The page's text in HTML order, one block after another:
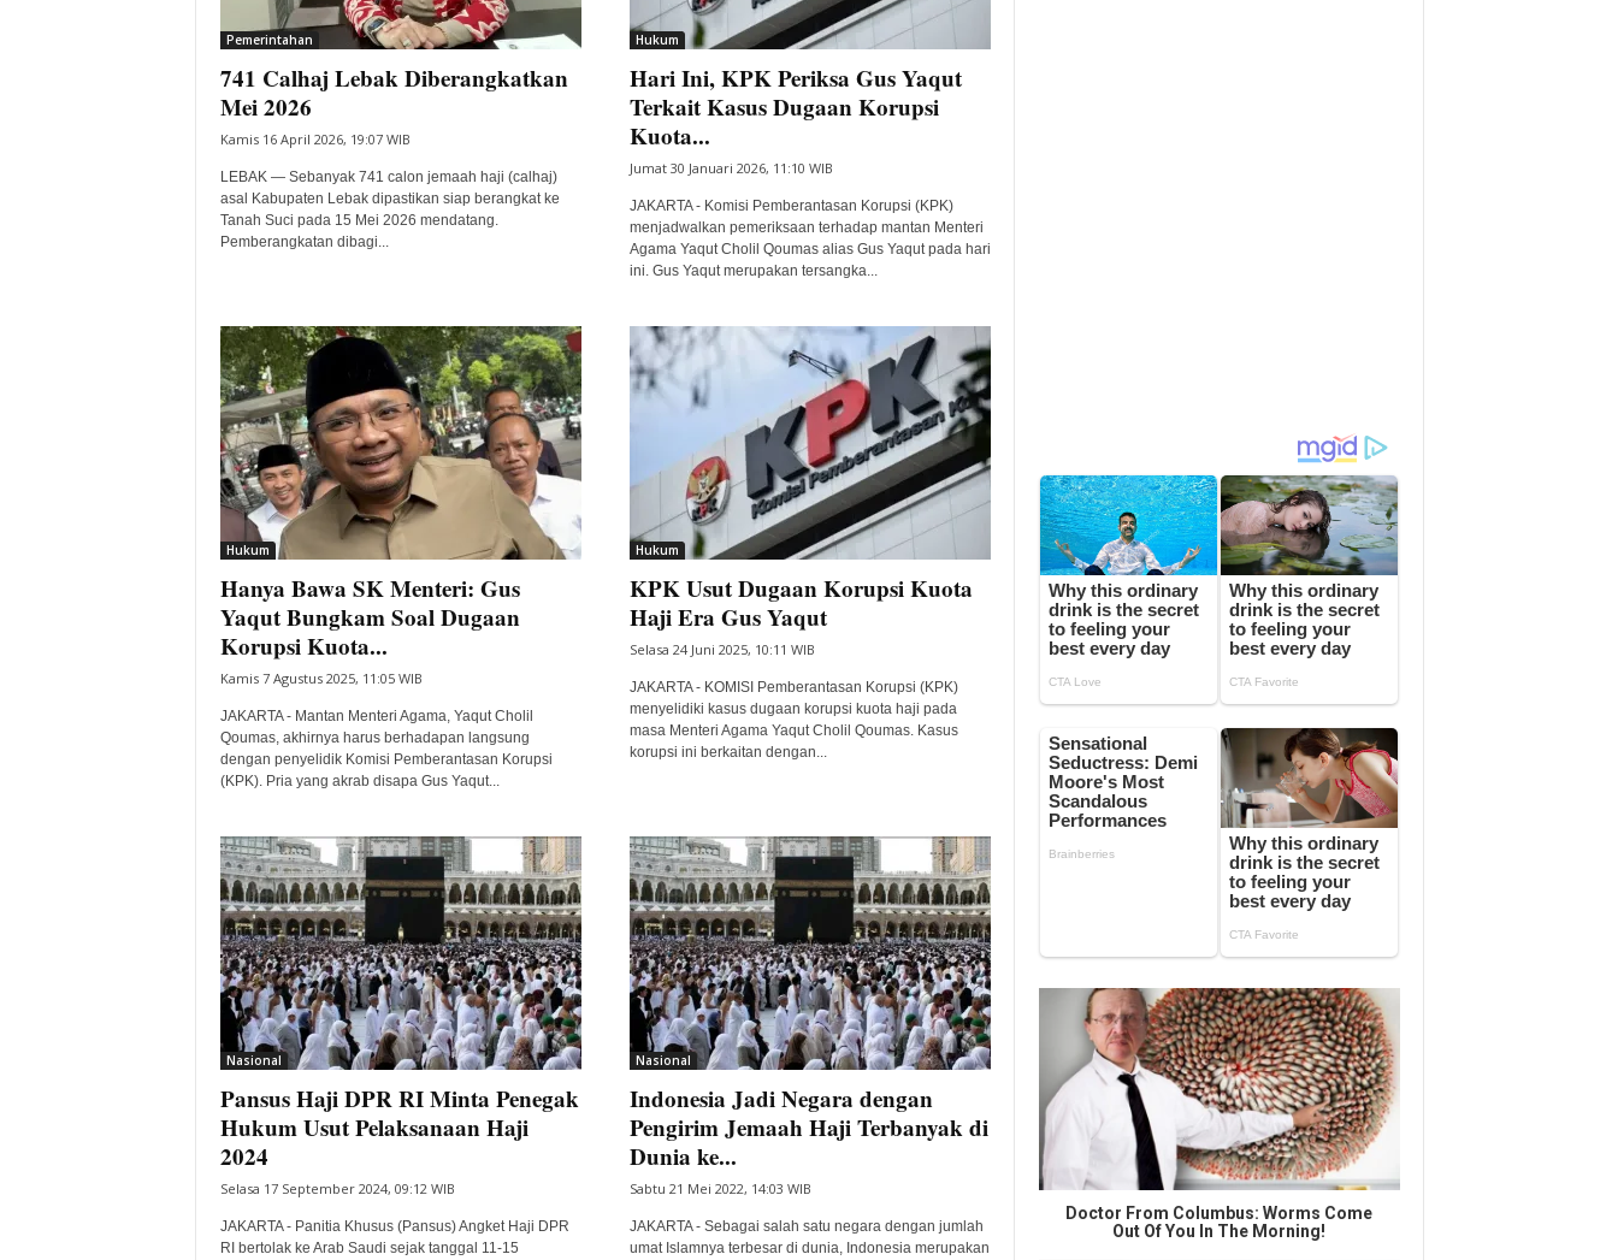
Pemerintahan
741 Calhaj Lebak Diberangkatkan
Mei 2026
Kamis 16 April 2026, 19:07 WIB
LEBAK — Sebanyak 741 calon jemaah haji (calhaj)
asal Kabupaten Lebak dipastikan siap berangkat ke
Tanah Suci pada 15 Mei 2026 mendatang.
Pemberangkatan dibagi...
Hukum
Hari Ini, KPK Periksa Gus Yaqut
Terkait Kasus Dugaan Korupsi
Kuota...
Jumat 30 Januari 2026, 11:10 WIB
JAKARTA - Komisi Pemberantasan Korupsi (KPK)
menjadwalkan pemeriksaan terhadap mantan Menteri
Agama Yaqut Cholil Qoumas alias Gus Yaqut pada hari
ini. Gus Yaqut merupakan tersangka...
Hukum
Hanya Bawa SK Menteri: Gus
Yaqut Bungkam Soal Dugaan
Korupsi Kuota...
Kamis 7 Agustus 2025, 11:05 WIB
JAKARTA - Mantan Menteri Agama, Yaqut Cholil
Qoumas, akhirnya harus berhadapan langsung
dengan penyelidik Komisi Pemberantasan Korupsi
(KPK). Pria yang akrab disapa Gus Yaqut...
Hukum
KPK Usut Dugaan Korupsi Kuota
Haji Era Gus Yaqut
Selasa 24 Juni 2025, 10:11 WIB
JAKARTA - KOMISI Pemberantasan Korupsi (KPK)
menyelidiki kasus dugaan korupsi kuota haji pada
masa Menteri Agama Yaqut Cholil Qoumas. Kasus
korupsi ini berkaitan dengan...
Nasional
Pansus Haji DPR RI Minta Penegak
Hukum Usut Pelaksanaan Haji
2024
Selasa 17 September 2024, 09:12 WIB
JAKARTA - Panitia Khusus (Pansus) Angket Haji DPR
RI bertolak ke Arab Saudi sejak tanggal 11-15
Nasional
Indonesia Jadi Negara dengan
Pengirim Jemaah Haji Terbanyak di
Dunia ke...
Sabtu 21 Mei 2022, 14:03 WIB
JAKARTA - Sebagai salah satu negara dengan jumlah
umat Islamnya terbesar di dunia, Indonesia merupakan
Doctor From Columbus: Worms Come
Out Of You In The Morning!